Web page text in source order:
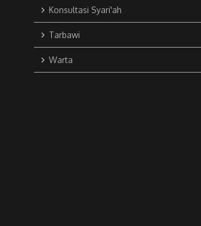
Konsultasi Syari'ah
Tarbawi
Warta